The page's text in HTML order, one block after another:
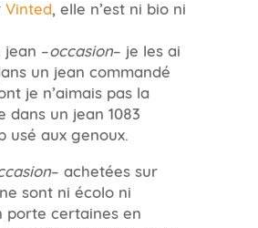
Vinted, elle n’est ni bio ni
jean –occasion– je les ai
un jean commandé
je n’aimais pas la
dans un jean 1083
usé aux genoux.
– achetées sur
sont ni écolo ni
porte certaines en